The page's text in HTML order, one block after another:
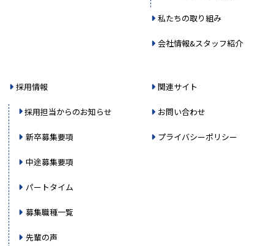
私たちの取り組み
会社情報&スタッフ紹介
採用情報
採用担当からのお知らせ
新卒募集要項
中途募集要項
パートタイム
募集職種一覧
先輩の声
関連サイト
お問い合わせ
プライバシーポリシー